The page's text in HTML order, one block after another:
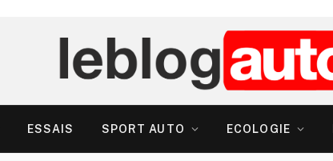
ESSAIS SPORT AUTO ECOLOGIE